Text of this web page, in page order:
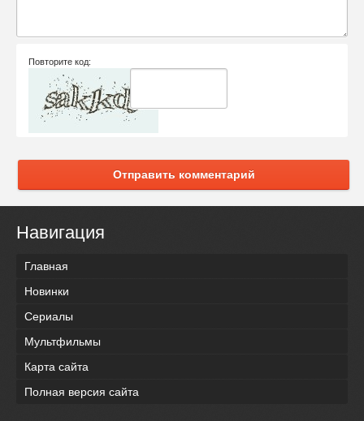
Повторите код:
Отправить комментарий
Навигация
Главная
Новинки
Сериалы
Мультфильмы
Карта сайта
Полная версия сайта